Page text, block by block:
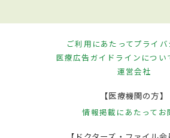
ご利用にあたってプライ
医療広告ガイドラインについ
運営会社
【医療機関の方】
情報掲載にあたって お